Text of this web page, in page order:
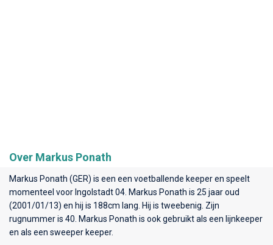
Over Markus Ponath
Markus Ponath (GER) is een een voetballende keeper en speelt
momenteel voor Ingolstadt 04 . Markus Ponath is 25 jaar oud
(2001/01/13) en hij is 188cm lang. Hij is tweebenig. Zijn
rugnummer is 40. Markus Ponath is ook gebruikt als een lijnkeeper
en als een sweeper keeper.